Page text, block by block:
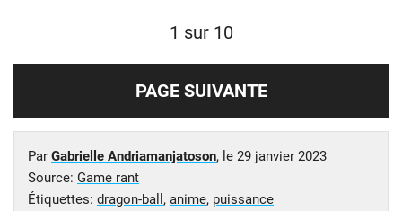
1 sur 10
PAGE SUIVANTE
Par Gabrielle Andriamanjatoson, le 29 janvier 2023
Source: Game rant
Étiquettes: dragon-ball , anime, puissance